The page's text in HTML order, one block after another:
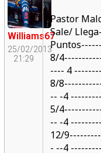
Williams67
25/02/2013
21:29
Pastor
Sale/
8/
---- 4
8/
-- -4
5/
-- -4
12/
- --4